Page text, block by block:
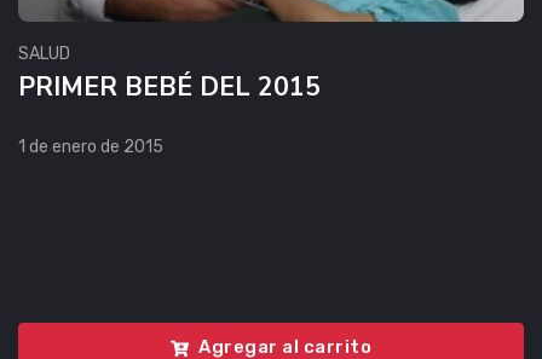
SALUD
PRIMER BEBÉ DEL 2015
1 de enero de 2015
Agregar al carrito